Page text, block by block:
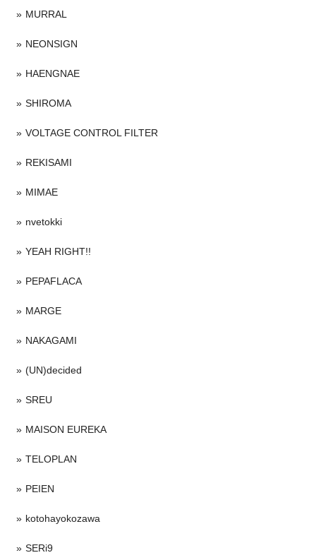
MURRAL
NEONSIGN
HAENGNAE
SHIROMA
VOLTAGE CONTROL FILTER
REKISAMI
MIMAE
nvetokki
YEAH RIGHT!!
PEPAFLACA
MARGE
NAKAGAMI
(UN)decided
SREU
MAISON EUREKA
TELOPLAN
PEIEN
kotohayokozawa
SERi9